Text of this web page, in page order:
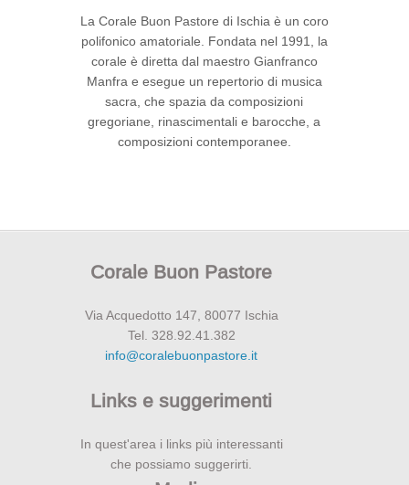
La Corale Buon Pastore di Ischia è un coro
polifonico amatoriale. Fondata nel 1991, la
corale è diretta dal maestro Gianfranco
Manfra e esegue un repertorio di musica
sacra, che spazia da composizioni
gregoriane, rinascimentali e barocche, a
composizioni contemporanee.
Corale Buon Pastore
Via Acquedotto 147, 80077 Ischia
Tel. 328.92.41.382
info@coralebuonpastore.it
Links e suggerimenti
In quest'area i links più interessanti
che possiamo suggerirti.